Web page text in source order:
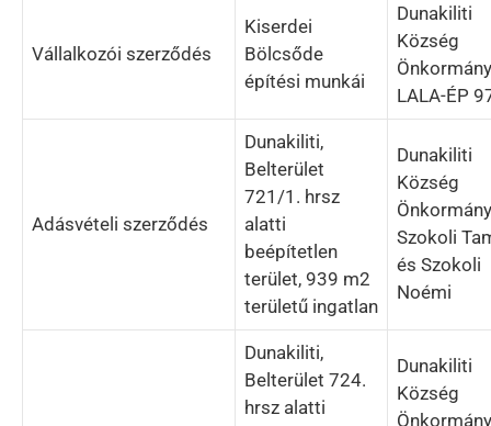
Vállalkozói szerződés
Kiserdei
Bölcsőde
építési munkái
Dunakiliti
Község
LALA-ÉP
Adásvételi szerződés
Dunakiliti,
Belterület
721/1. hrsz
alatti
beépítetlen
terület, 939 m2
területű ingatlan
Dunakiliti
Község
Szokoli
és Szokoli
Noémi
Dunakiliti,
Belterület 724.
hrsz alatti
Dunakiliti
Község